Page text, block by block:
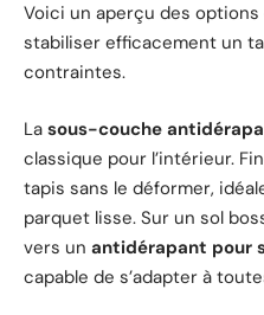
Voici un aperçu des
stabiliser efficacement un
contraintes.
La sous-couche
classique pour l’intérieur.
tapis sans le déformer,
parquet lisse. Sur un sol
vers un antidérapant pour
capable de s’adapter à